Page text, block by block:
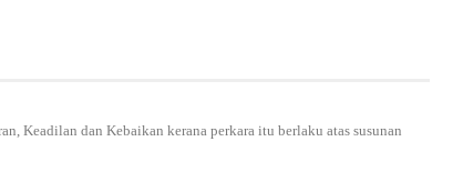
Keadilan dan Kebaikan kerana perkara itu berlaku atas susunan